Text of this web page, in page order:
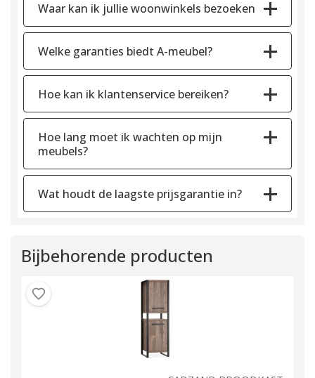
Waar kan ik jullie woonwinkels bezoeken
Welke garanties biedt A-meubel?
Hoe kan ik klantenservice bereiken?
Hoe lang moet ik wachten op mijn
meubels?
Wat houdt de laagste prijsgarantie in?
Bijbehorende producten